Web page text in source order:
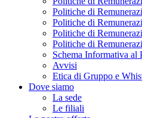
Politiche di
Politiche di
Politiche di
Politiche di
Schema Informativa
Avvisi
Etica di Gruppo e
Dove siamo
La sede
Le filiali